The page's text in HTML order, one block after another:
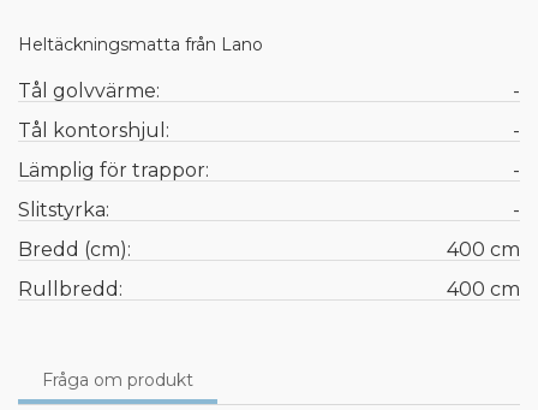
Heltäckningsmatta från Lano
Tål golvvärme:
-
Tål kontorshjul:
-
Lämplig för trappor:
-
Slitstyrka:
-
Bredd (cm):
400 cm
Rullbredd:
400 cm
Fråga om produkt